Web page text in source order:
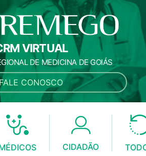
VIRTUAL
DE MEDICINA DE GOIÁS
FALE CONOSCO
CIDADÃO